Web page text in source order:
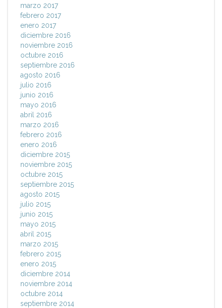
marzo 2017
febrero 2017
enero 2017
diciembre 2016
noviembre 2016
octubre 2016
septiembre 2016
agosto 2016
julio 2016
junio 2016
mayo 2016
abril 2016
marzo 2016
febrero 2016
enero 2016
diciembre 2015
noviembre 2015
octubre 2015
septiembre 2015
agosto 2015
julio 2015
junio 2015
mayo 2015
abril 2015
marzo 2015
febrero 2015
enero 2015
diciembre 2014
noviembre 2014
octubre 2014
septiembre 2014